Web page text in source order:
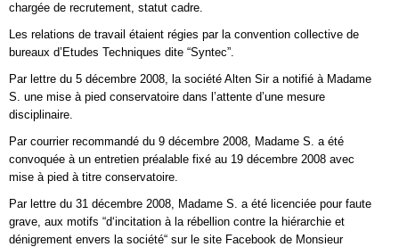
chargée de recrutement, statut cadre.
Les relations de travail étaient régies par la convention collective de
bureaux d’Etudes Techniques dite “Syntec”.
Par lettre du 5 décembre 2008, la société Alten Sir a notifié à Madame
S. une mise à pied conservatoire dans l’attente d’une mesure
disciplinaire.
Par courrier recommandé du 9 décembre 2008, Madame S. a été
convoquée à un entretien préalable fixé au 19 décembre 2008 avec
mise à pied à titre conservatoire.
Par lettre du 31 décembre 2008, Madame S. a été licenciée pour faute
grave, aux motifs “d‘incitation à la rébellion contre la hiérarchie et
dénigrement envers la société“ sur le site Facebook de Monsieur